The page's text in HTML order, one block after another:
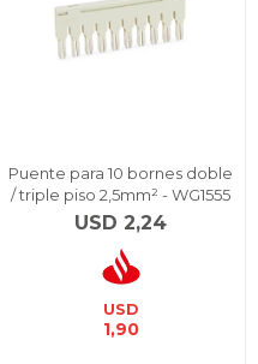
Puente para 10 bornes doble
/ triple piso 2,5mm² - WG1555
USD 2,24
USD
1,90